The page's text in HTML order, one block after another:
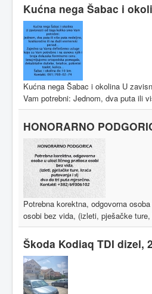
Kućna nega Šabac i
Kućna nega Šabac i okolina U
Vam potrebni: Jednom, dva puta ili
HONORARNO
Potrebna korektna, odgovorna
osobi bez vida, (izleti, pješačke
Škoda Kodiaq TDI dizel,